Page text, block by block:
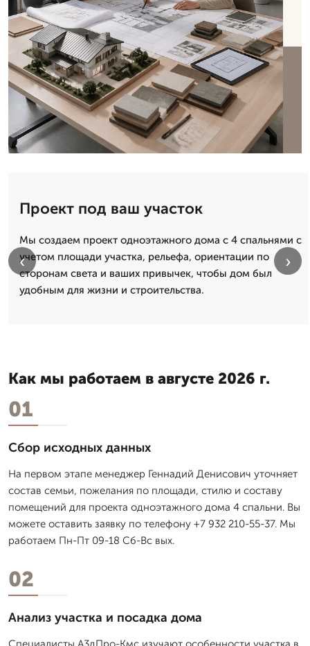
Проект под ваш участок
Мы создаем проект одноэтажного дома с 4 спальнями с
учетом площади участка, рельефа, ориентации по
сторонам света и ваших привычек, чтобы дом был
удобным для жизни и строительства.
‹ ›
Как мы работаем в августе 2026 г.
01
Сбор исходных данных
На первом этапе менеджер Геннадий Денисович уточняет
состав семьи, пожелания по площади, стилю и составу
помещений для проекта одноэтажного дома 4 спальни. Вы
можете оставить заявку по телефону +7 932 210-55-37. Мы
работаем Пн-Пт 09-18 Сб-Вс вых.
02
Анализ участка и посадка дома